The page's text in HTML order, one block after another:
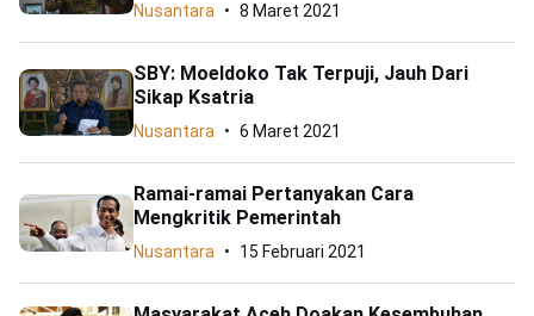
Nusantara 8 Maret 2021
SBY: Moeldoko Tak Terpuji, Jauh Dari
Sikap Ksatria
Nusantara 6 Maret 2021
Ramai-ramai Pertanyakan Cara
Mengkritik Pemerintah
Nusantara 15 Februari 2021